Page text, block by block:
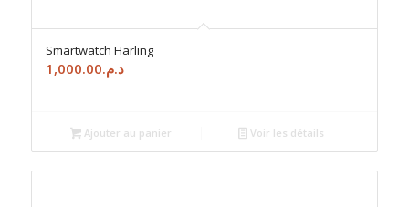
Smartwatch Harling
د.م.1,000.00
Ajouter au panier Voir les détails